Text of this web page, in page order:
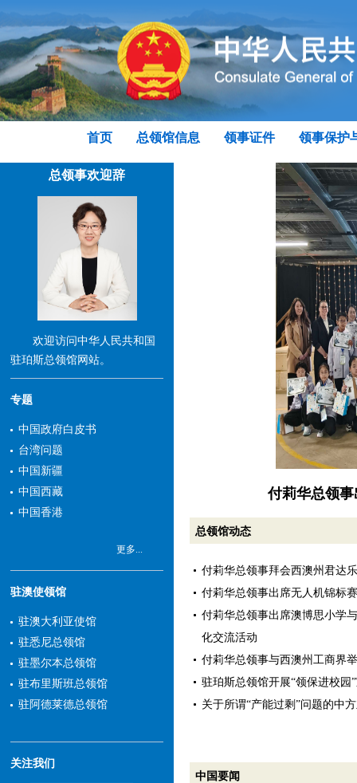
首页 总领馆信息 领事证件 领事保护
总领事欢迎辞
欢迎访问中华人民共和国
驻珀斯总领馆网站。
专题
中国政府白皮书
台湾问题
中国新疆
中国西藏
中国香港
更多...
驻澳使领馆
驻澳大利亚使馆
驻悉尼总领馆
驻墨尔本总领馆
驻布里斯班总领馆
驻阿德莱德总领馆
关注我们
总领馆动态
付莉华总领事拜会西澳州君达
付莉华总领事出席无人机锦标
付莉华总领事出席澳博思小学
化交流活动
付莉华总领事与西澳州工商界
驻珀斯总领馆开展“领保进校园
关于所谓“产能过剩”问题的中
中国要闻